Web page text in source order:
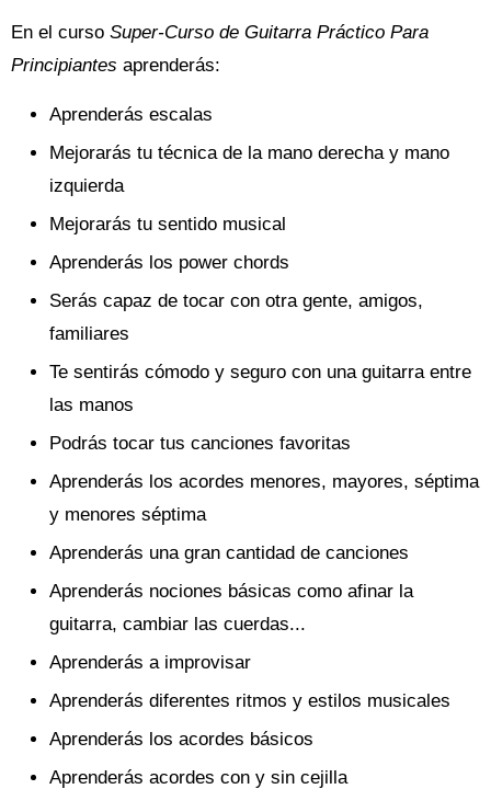
En el curso Super-Curso de Guitarra Práctico Para
Principiantes aprenderás:
Aprenderás escalas
Mejorarás tu técnica de la mano derecha y mano
izquierda
Mejorarás tu sentido musical
Aprenderás los power chords
Serás capaz de tocar con otra gente, amigos,
familiares
Te sentirás cómodo y seguro con una guitarra entre
las manos
Podrás tocar tus canciones favoritas
Aprenderás los acordes menores, mayores, séptima
y menores séptima
Aprenderás una gran cantidad de canciones
Aprenderás nociones básicas como afinar la
guitarra, cambiar las cuerdas...
Aprenderás a improvisar
Aprenderás diferentes ritmos y estilos musicales
Aprenderás los acordes básicos
Aprenderás acordes con y sin cejilla